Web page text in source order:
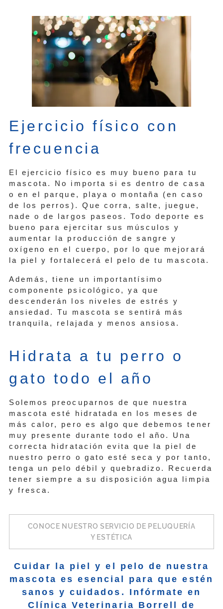
Ejercicio físico con
frecuencia
El ejercicio físico es muy bueno para tu
mascota. No importa si es dentro de casa
o en el parque, playa o montaña (en caso
de los perros). Que corra, salte, juegue,
nade o de largos paseos. Todo deporte es
bueno para ejercitar sus músculos y
aumentar la producción de sangre y
oxígeno en el cuerpo, por lo que mejorará
la piel y fortalecerá el pelo de tu mascota.
Además, tiene un importantísimo
componente psicológico, ya que
descenderán los niveles de estrés y
ansiedad. Tu mascota se sentirá más
tranquila, relajada y menos ansiosa.
Hidrata a tu perro o
gato todo el año
Solemos preocuparnos de que nuestra
mascota esté hidratada en los meses de
más calor, pero es algo que debemos tener
muy presente durante todo el año. Una
correcta hidratación evita que la piel de
nuestro perro o gato esté seca y por tanto,
tenga un pelo débil y quebradizo. Recuerda
tener siempre a su disposición agua limpia
y fresca.
CONOCE NUESTRO SERVICIO DE PELUQUERÍA
Y ESTÉTICA
Cuidar la piel y el pelo de nuestra
mascota es esencial para que estén
sanos y cuidados. Infórmate en
Clínica Veterinaria Borrell de